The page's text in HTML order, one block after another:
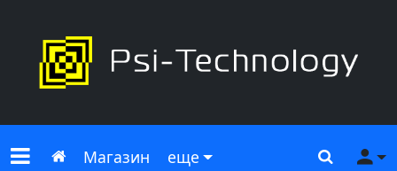
Меню сайта
Главная
Магазин еще Поиск